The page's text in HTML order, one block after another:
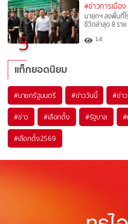
5
#ข่าวการเมือง
นายกฯ ลงพื้นที่โ
ชีวิตล่าสุด 8 ราย
14
แท็กยอดนิยม
#นายกรัฐมนตรี #ข่าววันนี้ #ข่า
#ข่าว #เลือกตั้ง #รัฐบาล #
#เลือกตั้ง2569